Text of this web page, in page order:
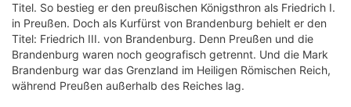
Titel. So bestieg er den preußischen Königsthron als Friedrich I.
in Preußen. Doch als Kurfürst von Brandenburg behielt er den
Titel: Friedrich III. von Brandenburg. Denn Preußen und die
Brandenburg waren noch geografisch getrennt. Und die Mark
Brandenburg war das Grenzland im Heiligen Römischen Reich,
während Preußen außerhalb des Reiches lag.